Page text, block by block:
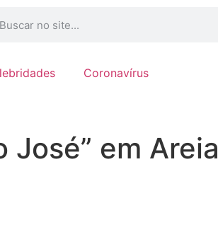
Coronavírus
José” em Areia